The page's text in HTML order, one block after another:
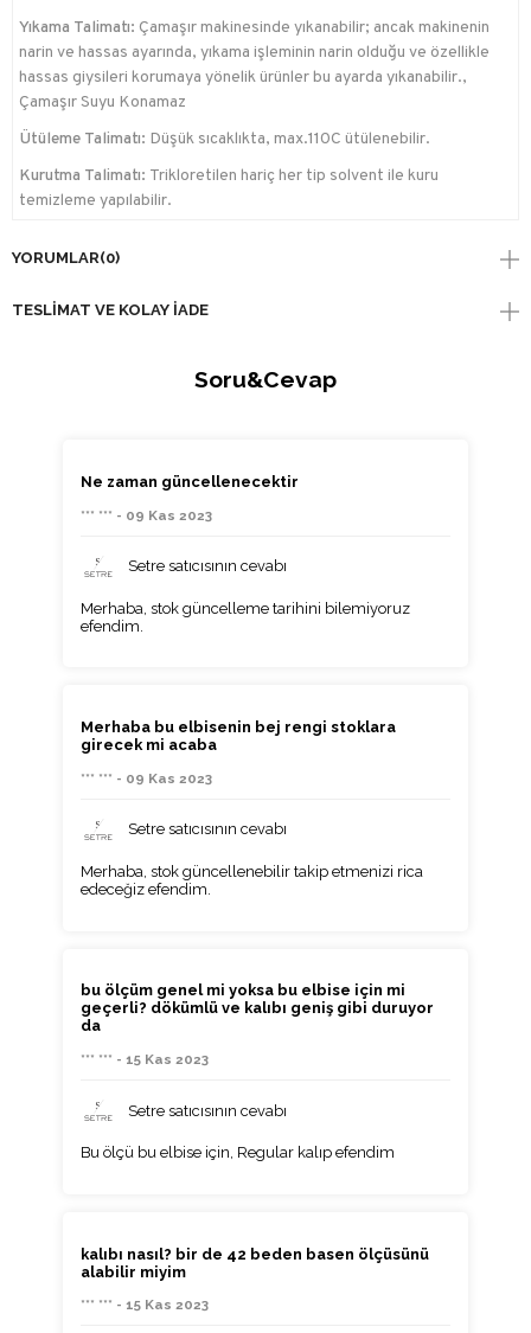
Yıkama Talimatı: Çamaşır makinesinde yıkanabilir; ancak makinenin
narin ve hassas ayarında, yıkama işleminin narin olduğu ve özellikle
hassas giysileri korumaya yönelik ürünler bu ayarda yıkanabilir.,
Çamaşır Suyu Konamaz
Ütüleme Talimatı: Düşük sıcaklıkta, max.110C ütülenebilir.
Kurutma Talimatı: Trikloretilen hariç her tip solvent ile kuru
temizleme yapılabilir.
YORUMLAR(0)
TESLIMAT VE KOLAY İADE
Soru&Cevap
Ne zaman güncellenecektir
*** *** - 09 Kas 2023
Setre satıcısının cevabı
Merhaba, stok güncelleme tarihini bilemiyoruz
efendim.
Merhaba bu elbisenin bej rengi stoklara
girecek mi acaba
*** *** - 09 Kas 2023
Setre satıcısının cevabı
Merhaba, stok güncellenebilir takip etmenizi rica
edeceğiz efendim.
bu ölçüm genel mi yoksa bu elbise için mi
geçerli? dökümlü ve kalıbı geniş gibi duruyor
da
*** *** - 15 Kas 2023
Setre satıcısının cevabı
Bu ölçü bu elbise için, Regular kalıp efendim
kalıbı nasıl? bir de 42 beden basen ölçüsünü
alabilir miyim
*** *** - 15 Kas 2023